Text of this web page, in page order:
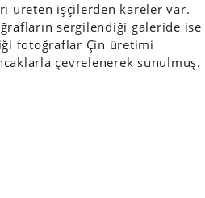
üreten işçilerden kareler var.
sergilendiği galeride ise
fotoğraflar Çin üretimi
çevrelenerek sunulmuş.